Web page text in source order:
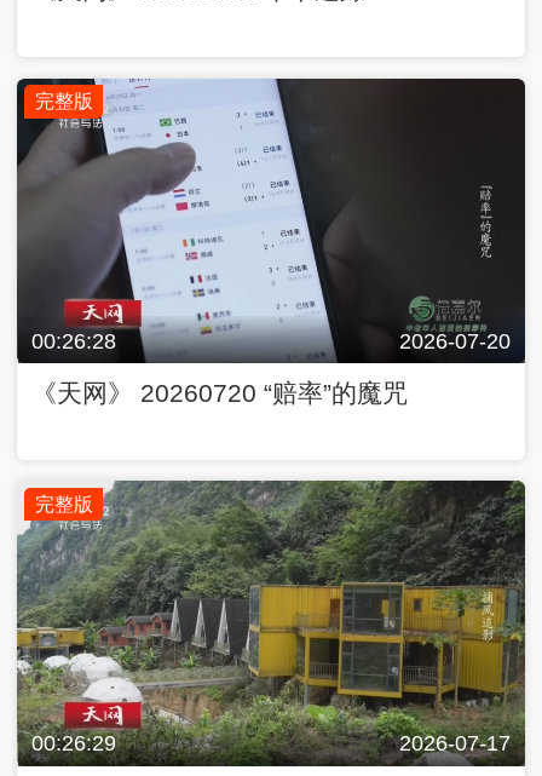
完整版
00:26:28 2026-07-20
《天网》 20260720 “赔率”的魔咒
完整版
00:26:29 2026-07-17